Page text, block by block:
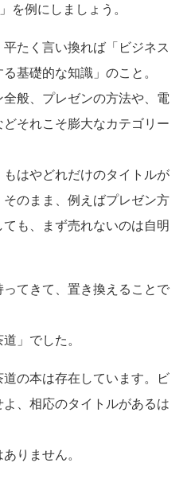
を例にしましょう。
たく言い換れば「ビジネス
基礎的な知識」のこと。
般、プレゼンの方法や、電
それこそ膨大なカテゴリー
はやどれだけのタイトルが
のまま、例えばプレゼン方
も、まず売れないのは自明
てきて、置き換えることで
」でした。
の本は存在しています。ビ
、相応のタイトルがあるは
りません。